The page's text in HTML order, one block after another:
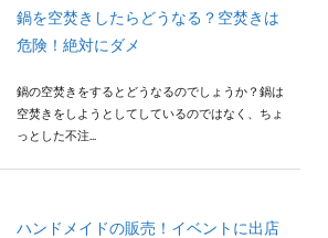
鍋を空焚きしたらどうなる？空焚きは
危険！絶対にダメ
鍋の空焚きをするとどうなるのでしょうか？鍋は
空焚きをしようとしてしているのではなく、ちょ
っとした不注...
ハンドメイドの販売！イベントに出店